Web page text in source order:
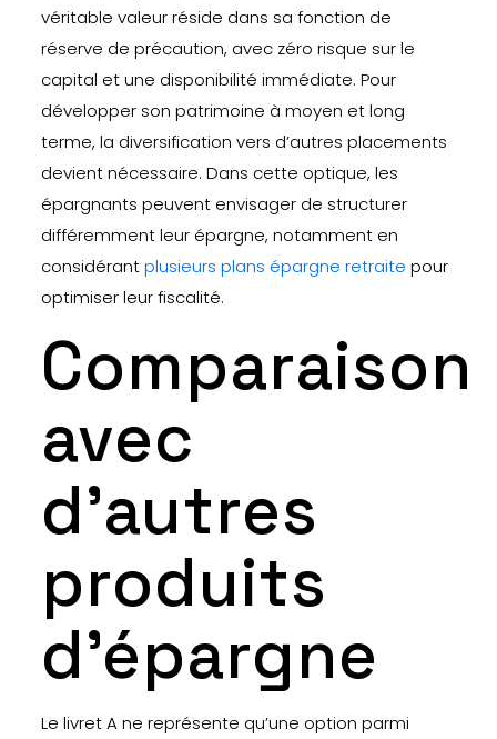
véritable valeur réside dans sa fonction de
réserve de précaution, avec zéro risque sur le
capital et une disponibilité immédiate. Pour
développer son patrimoine à moyen et long
terme, la diversification vers d’autres placements
devient nécessaire. Dans cette optique, les
épargnants peuvent envisager de structurer
différemment leur épargne, notamment en
considérantplusieurs plans épargne retraite pour
optimiser leur fiscalité.
Comparaison
avec
d’autres
produits
d’épargne
Le livret A ne représente qu’une option parmi